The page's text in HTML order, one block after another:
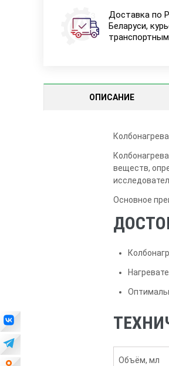
Доставка по
Беларуси,
ОПИСАНИЕ
веществ,
Основное
Объём, мл